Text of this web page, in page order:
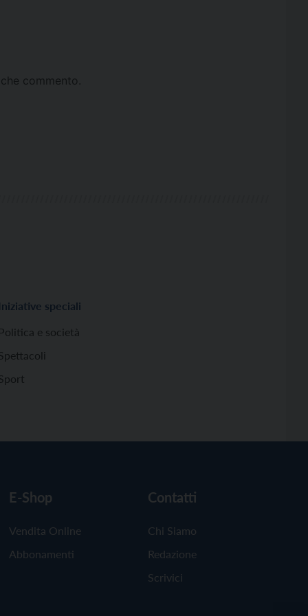
commento.
Iniziative speciali
Politica e società
E-Shop
Vendita Online
Abbonamenti
Contatti
Chi Siamo
Redazione
Scrivici